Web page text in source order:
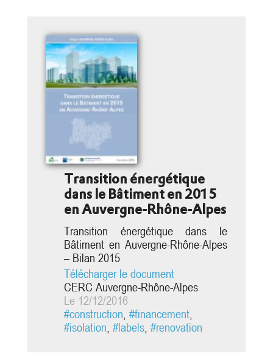
l’efficacité énergétique de votre
logement, vous pourrez ainsi :
réaliser des économies sur vos...
Transition énergétique
dans le Bâtiment en 2015
en Auvergne-Rhône-Alpes
Transition énergétique dans le
Bâtiment en Auvergne-Rhône-Alpes
– Bilan 2015
Télécharger le document
CERC Auvergne-Rhône-Alpes
Le 12/12/2016
#construction, #financement,
#isolation, #labels, #renovation